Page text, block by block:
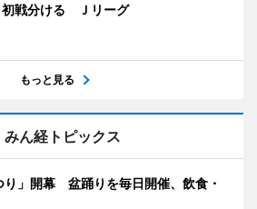
初戦分ける Ｊリーグ
もっと見る
みん経トピックス
り」開幕 盆踊りを毎日開催、飲食・